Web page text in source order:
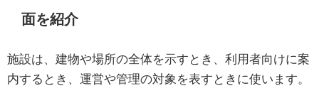
面を紹介
施設は、建物や場所の全体を示すとき、利用者向けに案
内するとき、運営や管理の対象を表すときに使います。